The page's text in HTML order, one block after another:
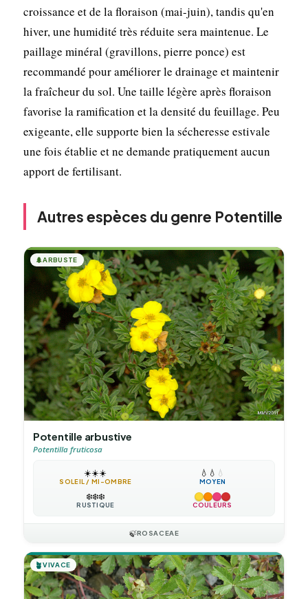
croissance et de la floraison (mai-juin), tandis qu'en
hiver, une humidité très réduite sera maintenue. Le
paillage minéral (gravillons, pierre ponce) est
recommandé pour améliorer le drainage et maintenir
la fraîcheur du sol. Une taille légère après floraison
favorise la ramification et la densité du feuillage. Peu
exigeante, elle supporte bien la sécheresse estivale
une fois établie et ne demande pratiquement aucun
apport de fertilisant.
Autres espèces du genre Potentille
🌲ARBUSTE
Potentille arbustive
Potentilla fruticosa
☀️☀️☀️
SOLEIL / MI-OMBRE
💧 💧 💧
MOYEN
❄️❄️❄️
RUSTIQUE COULEURS
🍃ROSACEAE
🪴VIVACE